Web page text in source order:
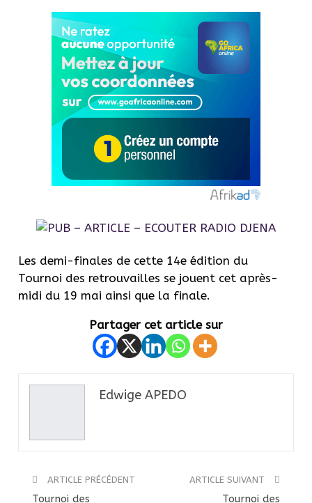
Les demi-finales de cette 14e édition du
Tournoi des retrouvailles se jouent cet après-
midi du 19 mai ainsi que la finale.
Partager cet article sur
Edwige APEDO
ARTICLE PRÉCÉDENT
Tournoi des
ARTICLE SUIVANT
Tournoi des